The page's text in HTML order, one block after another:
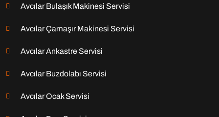
Avcılar Bulaşık Makinesi Servisi
Avcılar Çamaşır Makinesi Servisi
Avcılar Ankastre Servisi
Avcılar Buzdolabı Servisi
Avcılar Ocak Servisi